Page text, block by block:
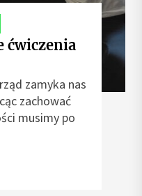
ćwiczenia
zamyka nas
zachować
musimy po